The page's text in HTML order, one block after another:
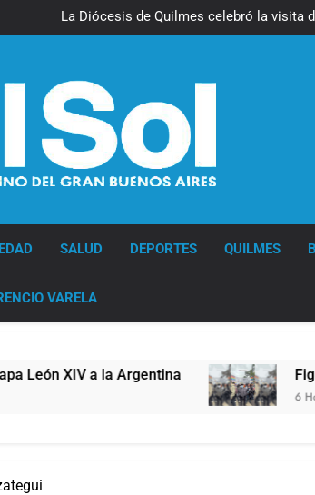
La Diócesis de Quilmes celebró la visita
Figuras de la cultura se sumaron a la
La Diócesis de Quilmes celebró la visita
Figuras de la cultura se sumaron a la
Nueva jornada negativa para los activos
en Wall Street y el riesgo país
SALUD DEPORTES QUILMES
VARELA
Figuras de la cultura
6 Horas Atrás